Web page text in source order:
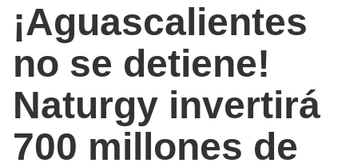
¡Aguascalientes
no se detiene!
Naturgy invertirá
700 millones de